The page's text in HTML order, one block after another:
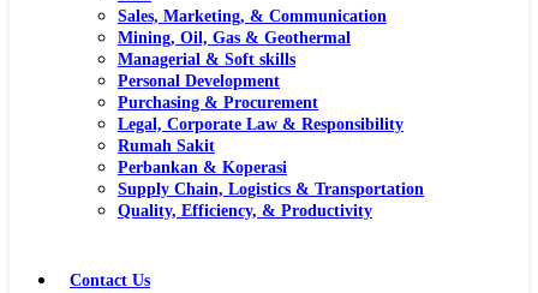
Sales, Marketing, & Communication
Mining, Oil, Gas & Geothermal
Managerial & Soft skills
Personal Development
Purchasing & Procurement
Legal, Corporate Law & Responsibility
Rumah Sakit
Perbankan & Koperasi
Supply Chain, Logistics & Transportation
Quality, Efficiency, & Productivity
Contact Us